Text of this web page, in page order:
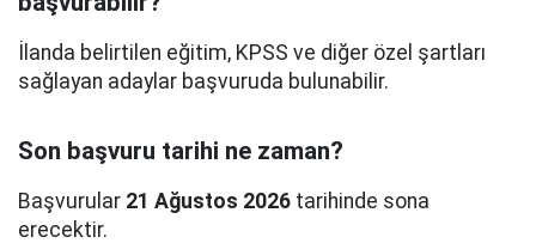
İlanda belirtilen eğitim, KPSS ve diğer özel şartları
sağlayan adaylar başvuruda bulunabilir.
Son başvuru tarihi ne zaman?
Başvurular 21 Ağustos 2026 tarihinde sona
erecektir.